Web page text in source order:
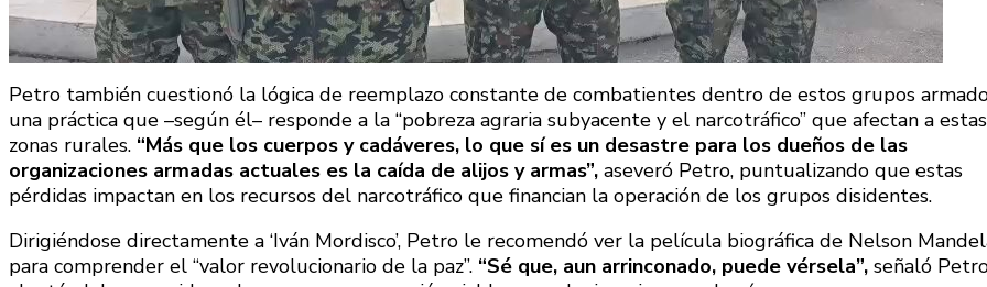
Petro también cuestionó la lógica de reemplazo constante de combatientes dentro de estos grupos
una práctica que –según él– responde a la “pobreza agraria subyacente y el narcotráfico” que afectan a estas
zonas rurales. “Más que los cuerpos y cadáveres, lo que sí es un desastre para los dueños de las
organizaciones armadas actuales es la caída de alijos y armas”, aseveró Petro, puntualizando que estas
pérdidas impactan en los recursos del narcotráfico que financian la operación de los grupos disidentes.
Dirigiéndose directamente a ‘Iván Mordisco’, Petro le recomendó ver la película biográfica de Nelson
para comprender el “valor revolucionario de la paz”. “Sé que, aun arrinconado, puede vérsela”, señaló